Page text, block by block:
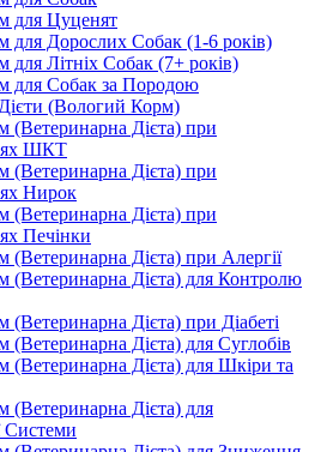
для Цуценят
для Дорослих Собак (1-6 років)
Літніх Собак (7+ років)
для Собак за Породою
(Вологий Корм)
(Ветеринарна Дієта) при
ШКТ
(Ветеринарна Дієта) при
Нирок
(Ветеринарна Дієта) при
Печінки
Дієта) при Алергії
(Ветеринарна Дієта) для Контролю
Дієта) при Діабеті
Дієта) для Суглобів
(Ветеринарна Дієта) для Шкіри та
(Ветеринарна Дієта) для
Системи